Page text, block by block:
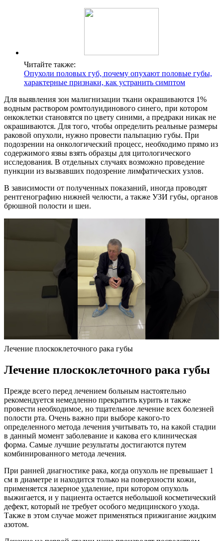
Читайте также:
Опухоли половых губ, почему опухают половые губы,
характерные признаки, как устранить симптом
Для выявления зон малигнизации ткани окрашиваются 1%
водным раствором ромтолуидинового синего, при котором
онкоклетки становятся по цвету синими, а предраки никак не
окрашиваются. Для того, чтобы определить реальные размеры
раковой опухоли, нужно провести пальпацию губы. При
подозрении на онкологический процесс, необходимо прямо из
содержимого язвы взять образцы для цитологического
исследования. В отдельных случаях возможно проведение
пункции из вызвавших подозрение лимфатических узлов.
В зависимости от полученных показаний, иногда проводят
рентгенографию нижней челюсти, а также УЗИ губы, органов
брюшной полости и шеи.
Лечение плоскоклеточного рака губы
Лечение плоскоклеточного рака губы
Прежде всего перед лечением больным настоятельно
рекомендуется немедленно прекратить курить и также
провести необходимое, но тщательное лечение всех болезней
полости рта. Очень важно при выборе какого-то
определенного метода лечения учитывать то, на какой стадии
в данный момент заболевание и какова его клиническая
форма. Самые лучшие результаты достигаются путем
комбинированного метода лечения.
При ранней диагностике рака, когда опухоль не превышает 1
см в диаметре и находится только на поверхности кожи,
применяется лазерное удаление, при котором опухоль
выжигается, и у пациента остается небольшой косметический
дефект, который не требует особого медицинского ухода.
Также в этом случае может применяться прижигание жидким
азотом.